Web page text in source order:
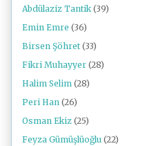
Abdülaziz Tantik (39)
Emin Emre (36)
Birsen Şöhret (33)
Fikri Muhayyer (28)
Halim Selim (28)
Peri Han (26)
Osman Ekiz (25)
Feyza Gümüşlüoğlu (22)